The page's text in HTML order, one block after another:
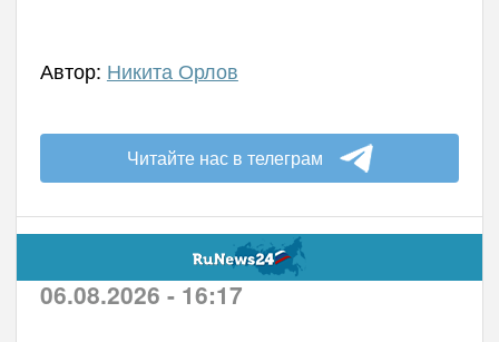
Автор: Никита Орлов
Читайте нас в телеграм
06.08.2026 - 16:17